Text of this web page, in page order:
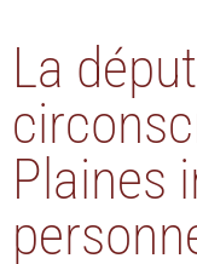
La
Plaines